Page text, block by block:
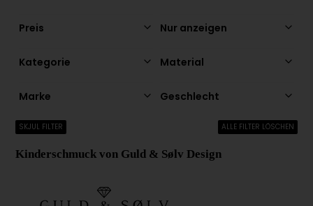
Preis Nur anzeigen
Kategorie Material
Marke Geschlecht
SKJUL FILTER ALLE FILTER LÖSCHEN
Kinderschmuck von Guld & Sølv Design